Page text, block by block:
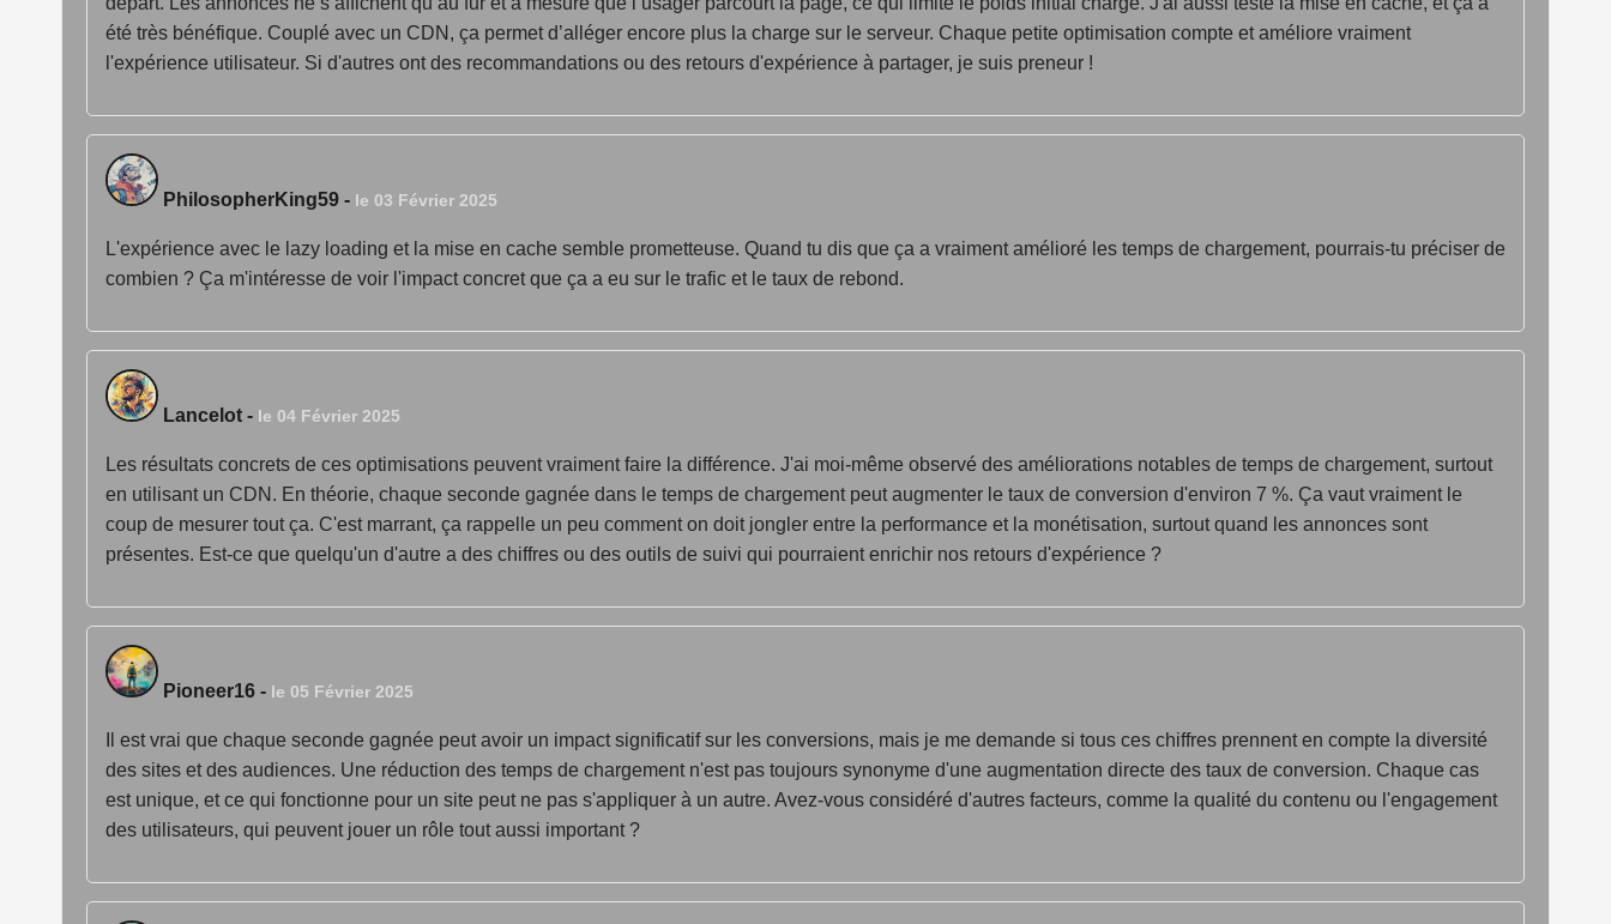
été très bénéfique. Couplé avec un CDN, ça permet d’alléger encore plus la charge sur le serveur. Chaque petite optimisation compte et améliore vraiment
l'expérience utilisateur. Si d'autres ont des recommandations ou des retours d'expérience à partager, je suis preneur !
PhilosopherKing59 - le 03 Février 2025
L'expérience avec le lazy loading et la mise en cache semble prometteuse. Quand tu dis que ça a vraiment amélioré les temps de chargement, pourrais-tu préciser de
combien ? Ça m'intéresse de voir l'impact concret que ça a eu sur le trafic et le taux de rebond.
Lancelot - le 04 Février 2025
Les résultats concrets de ces optimisations peuvent vraiment faire la différence. J'ai moi-même observé des améliorations notables de temps de chargement, surtout
en utilisant un CDN. En théorie, chaque seconde gagnée dans le temps de chargement peut augmenter le taux de conversion d'environ 7 %. Ça vaut vraiment le
coup de mesurer tout ça. C'est marrant, ça rappelle un peu comment on doit jongler entre la performance et la monétisation, surtout quand les annonces sont
présentes. Est-ce que quelqu'un d'autre a des chiffres ou des outils de suivi qui pourraient enrichir nos retours d'expérience ?
Pioneer16 - le 05 Février 2025
Il est vrai que chaque seconde gagnée peut avoir un impact significatif sur les conversions, mais je me demande si tous ces chiffres prennent en compte la diversité
des sites et des audiences. Une réduction des temps de chargement n'est pas toujours synonyme d'une augmentation directe des taux de conversion. Chaque cas
est unique, et ce qui fonctionne pour un site peut ne pas s'appliquer à un autre. Avez-vous considéré d'autres facteurs, comme la qualité du contenu ou l'engagement
des utilisateurs, qui peuvent jouer un rôle tout aussi important ?